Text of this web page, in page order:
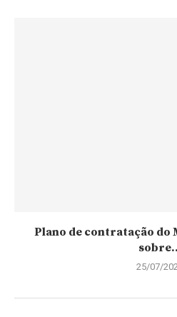
Plano de contratação do
25/07/